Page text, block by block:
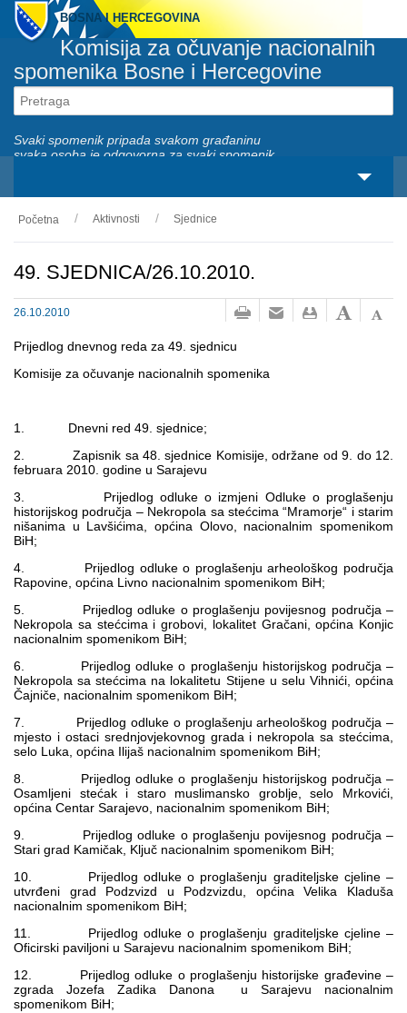
BOSNA I HERCEGOVINA
Komisija za očuvanje nacionalnih
spomenika Bosne i Hercegovine
Svaki spomenik pripada svakom građaninu
svaka osoba je odgovorna za svaki spomenik
O nama
Aktivnosti
Nacionalni spomenici
Servisi
Multimedija
Početna Aktivnosti Sjednice
49. SJEDNICA/26.10.2010.
26.10.2010
Prijedlog dnevnog reda za 49. sjednicu
Komisije za očuvanje nacionalnih spomenika
1. Dnevni red 49. sjednice;
2. Zapisnik sa 48. sjednice Komisije, održane od 9. do 12.
februara 2010. godine u Sarajevu
3. Prijedlog odluke o izmjeni Odluke o proglašenju
historijskog područja – Nekropola sa stećcima “Mramorje“ i starim
nišanima u Lavšićima, općina Olovo, nacionalnim spomenikom
BiH;
4. Prijedlog odluke o proglašenju arheološkog područja
Rapovine, općina Livno nacionalnim spomenikom BiH;
5. Prijedlog odluke o proglašenju povijesnog područja –
Nekropola sa stećcima i grobovi, lokalitet Gračani, općina Konjic
nacionalnim spomenikom BiH;
6. Prijedlog odluke o proglašenju historijskog područja –
Nekropola sa stećcima na lokalitetu Stijene u selu Vihnići, općina
Čajniče, nacionalnim spomenikom BiH;
7. Prijedlog odluke o proglašenju arheološkog područja –
mjesto i ostaci srednjovjekovnog grada i nekropola sa stećcima,
selo Luka, općina Ilijaš nacionalnim spomenikom BiH;
8. Prijedlog odluke o proglašenju historijskog područja –
Osamljeni stećak i staro muslimansko groblje, selo Mrkovići,
općina Centar Sarajevo, nacionalnim spomenikom BiH;
9. Prijedlog odluke o proglašenju povijesnog područja –
Stari grad Kamičak, Ključ nacionalnim spomenikom BiH;
10. Prijedlog odluke o proglašenju graditeljske cjeline –
utvrđeni grad Podzvizd u Podzvizdu, općina Velika Kladuša
nacionalnim spomenikom BiH;
11. Prijedlog odluke o proglašenju graditeljske cjeline –
Oficirski paviljoni u Sarajevu nacionalnim spomenikom BiH;
12. Prijedlog odluke o proglašenju historijske građevine –
zgrada Jozefa Zadika Danona u Sarajevu nacionalnim
spomenikom BiH;